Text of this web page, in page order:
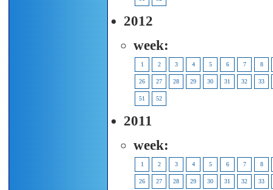
2012
week:
1 2 3 4 5 6 7 8
26 27 28 29 30 31 32 33
51 52
2011
week:
1 2 3 4 5 6 7 8
26 27 28 29 30 31 32 33